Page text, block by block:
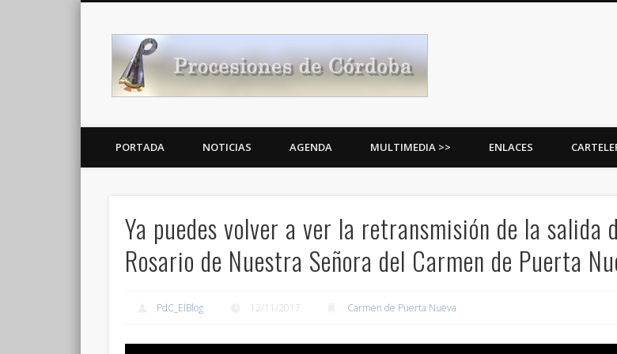
Noticias Cofrades
PORTADA NOTICIAS AGENDA MULTIMEDIA >> ENLACES
Ya puedes volver a ver la retransmisión de la salida
Rosario de Nuestra Señora del Carmen de Puerta
PdC_ElBlog 12/11/2017 Carmen de Puerta Nueva